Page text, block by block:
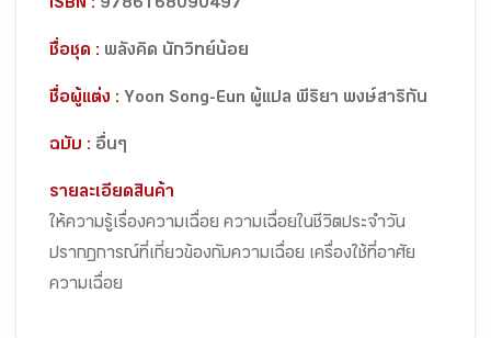
ISBN : 9786168090497
ชื่อชุด : พลังคิด นักวิทย์น้อย
ชื่อผู้แต่ง : Yoon Song-Eun ผู้แปล พีริยา พงษ์สาริกัน
ฉบับ : อื่นๆ
รายละเอียดสินค้า
ให้ความรู้เรื่องความเฉื่อย ความเฉื่อยในชีวิตประจำวัน
ปรากฏการณ์ที่เกี่ยวข้องกับความเฉื่อย เครื่องใช้ที่อาศัย
ความเฉื่อย